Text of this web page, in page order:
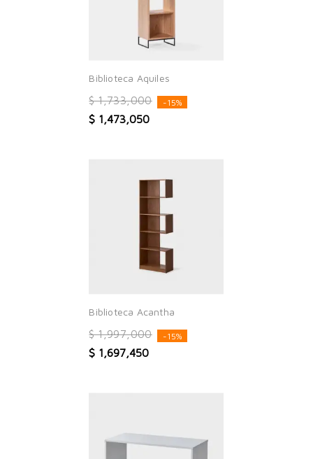
Biblioteca Aquiles
$ 1,733,000
-15%
$ 1,473,050
Biblioteca Acantha
$ 1,997,000
-15%
$ 1,697,450